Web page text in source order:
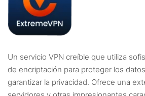
Un servicio VPN creíble que utiliza
de encriptación para proteger los
garantizar la privacidad. Ofrece una